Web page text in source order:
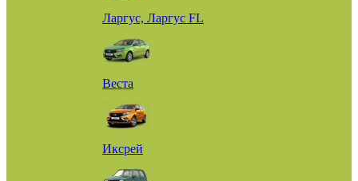
Ларгус, Ларгус FL
Веста
Иксрей